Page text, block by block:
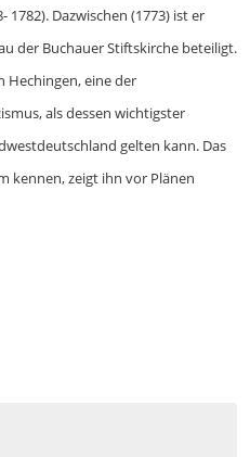
Dazwischen (1773) ist er
der Bu­chauer Stiftskirche beteiligt.
Hechingen, eine der
als dessen wichtigster
gelten kann. Das
kennen, zeigt ihn vor Plänen